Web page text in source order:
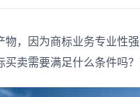
因为商标业务专业性强
卖需要满足什么条件吗